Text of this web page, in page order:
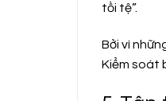
tồi tệ”.
Bởi vì
Kiểm soát